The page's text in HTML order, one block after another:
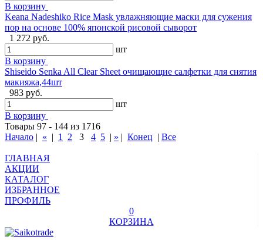
В корзину
Keana Nadeshiko Rice Mask увлажняющие маски для сужения
пор на основе 100% японской рисовой сыворот
1 272 руб.
шт
В корзину
Shiseido Senka All Clear Sheet очищающие салфетки для снятия
макияжа,44шт
983 руб.
шт
В корзину
Товары 97 - 144 из 1716
Начало | « | 1 2 3 4 5 | » | Конец | Все
ГЛАВНАЯ
АКЦИИ
КАТАЛОГ
ИЗБРАННОЕ
ПРОФИЛЬ
0
КОРЗИНА